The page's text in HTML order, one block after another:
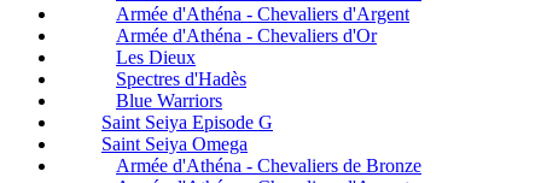
Armée d'Athéna - Chevaliers d'Argent
Armée d'Athéna - Chevaliers d'Or
Les Dieux
Spectres d'Hadès
Blue Warriors
Saint Seiya Episode G
Saint Seiya Omega
Armée d'Athéna - Chevaliers de Bronze